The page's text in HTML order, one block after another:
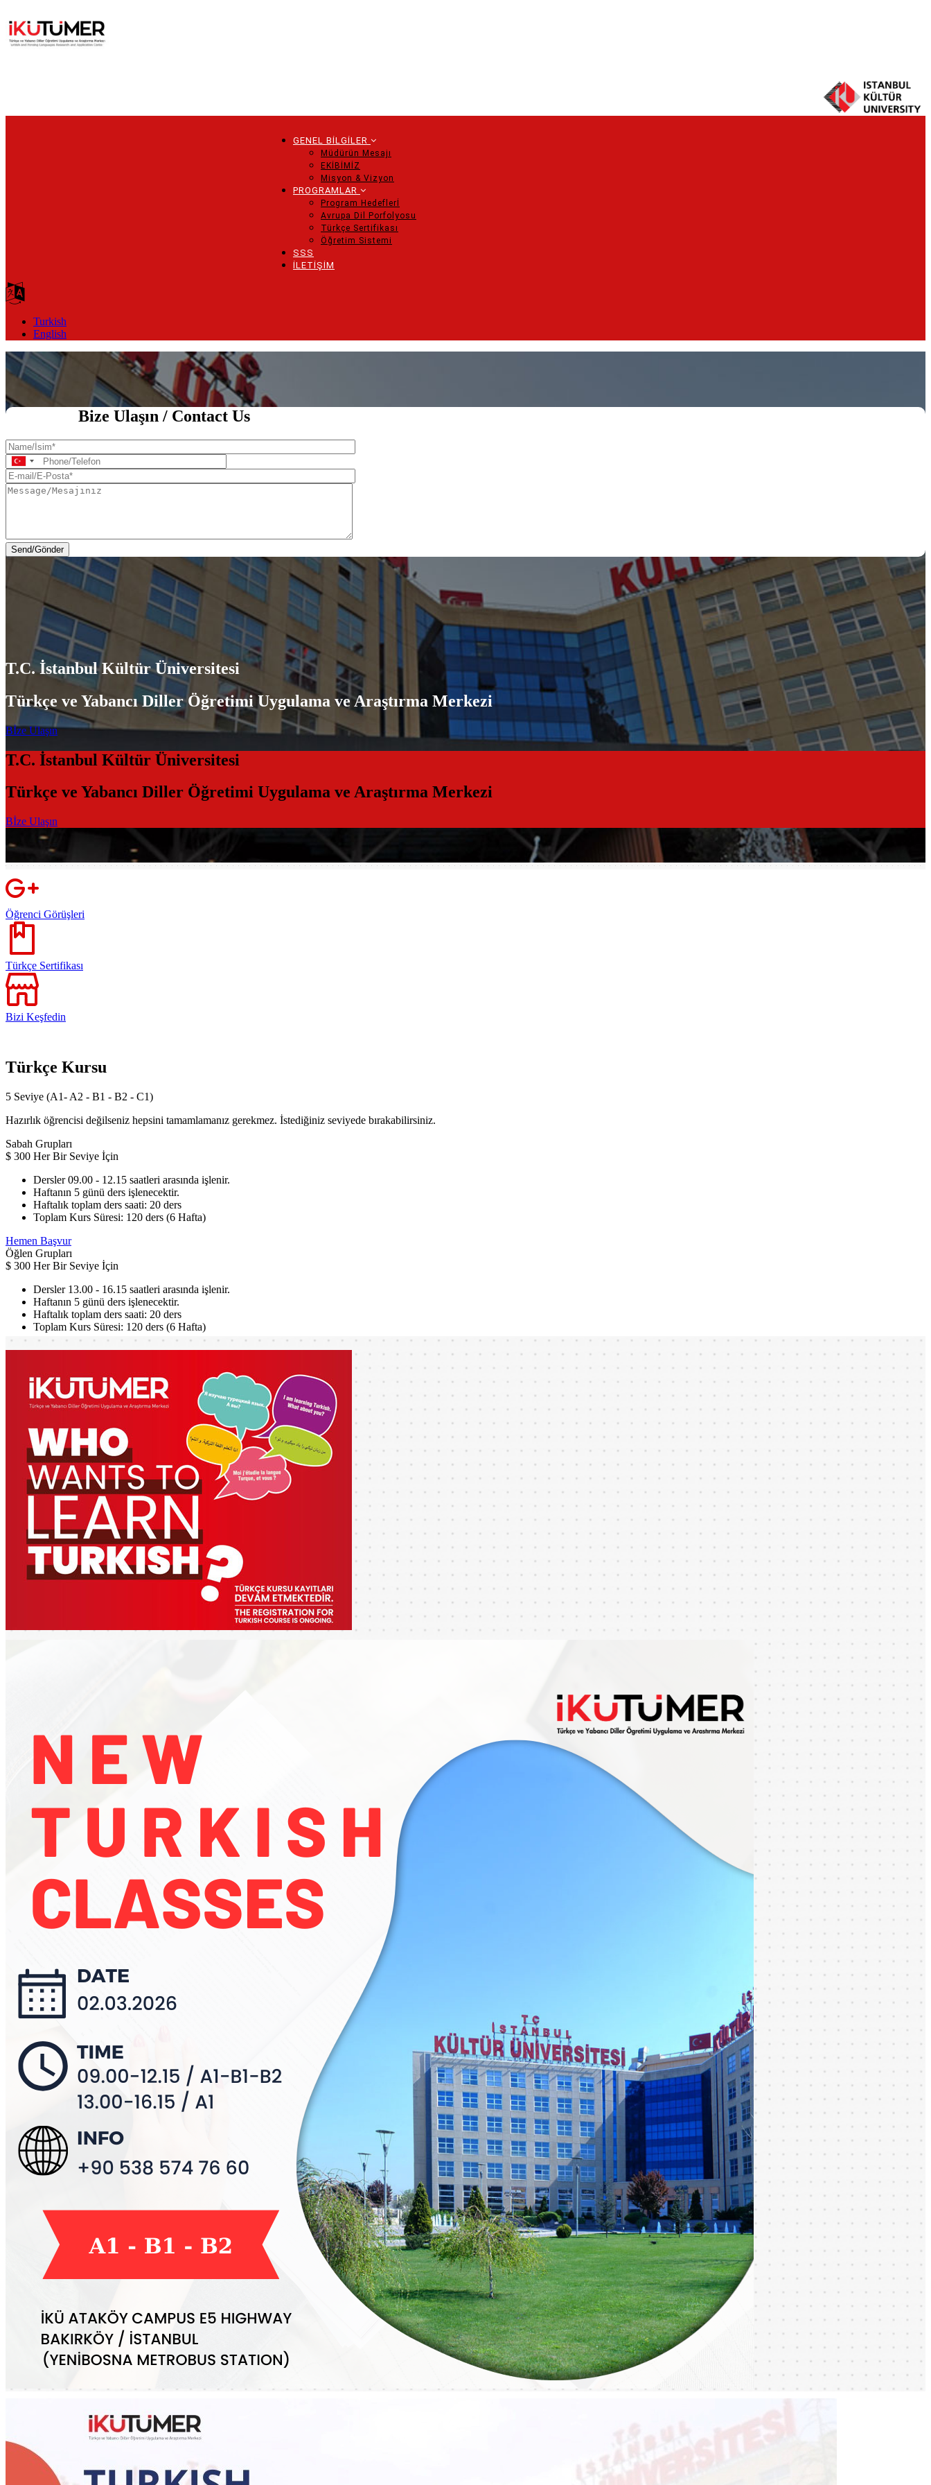
içeriğe
atla
navigation
GENEL BİLGİLER
Müdürün Mesajı
EKİBİMİZ
Misyon & Vizyon
PROGRAMLAR
Program Hedeflerİ
Avrupa Dil Porfolyosu
Türkçe Sertifikası
Öğretim Sistemi
SSS
İLETİŞİM
Turkish
English
Ana Sayfa
Bize Ulaşın / Contact Us
Name/
İsim
Phone/Telefon
E-
mail/E-
Message/Mesajınız
T.C. İstanbul Kültür Üniversitesi
Türkçe ve Yabancı Diller Öğretimi Uygulama ve Araştırma Merkezi
Bİze Ulaşın
T.C. İstanbul Kültür Üniversitesi
Türkçe ve Yabancı Diller Öğretimi Uygulama ve Araştırma Merkezi
Bİze Ulaşın
Öğrenci Görüşleri
Türkçe Sertifikası
Bizi Keşfedin
Türkçe Kursu
5 Seviye (A1- A2 - B1 - B2 - C1)
Hazırlık öğrencisi değilseniz hepsini tamamlamanız gerekmez. İstediğiniz seviyede bırakabilirsiniz.
Sabah Grupları
$ 300 Her Bir Seviye İçin
Dersler 09.00 - 12.15 saatleri arasında işlenir.
Haftanın 5 günü ders işlenecektir.
Haftalık toplam ders saati: 20 ders
Toplam Kurs Süresi: 120 ders (6 Hafta)
Hemen Başvur
Öğlen Grupları
$ 300 Her Bir Seviye İçin
Dersler 13.00 - 16.15 saatleri arasında işlenir.
Haftanın 5 günü ders işlenecektir.
Haftalık toplam ders saati: 20 ders
Toplam Kurs Süresi: 120 ders (6 Hafta)
Hemen Başvur